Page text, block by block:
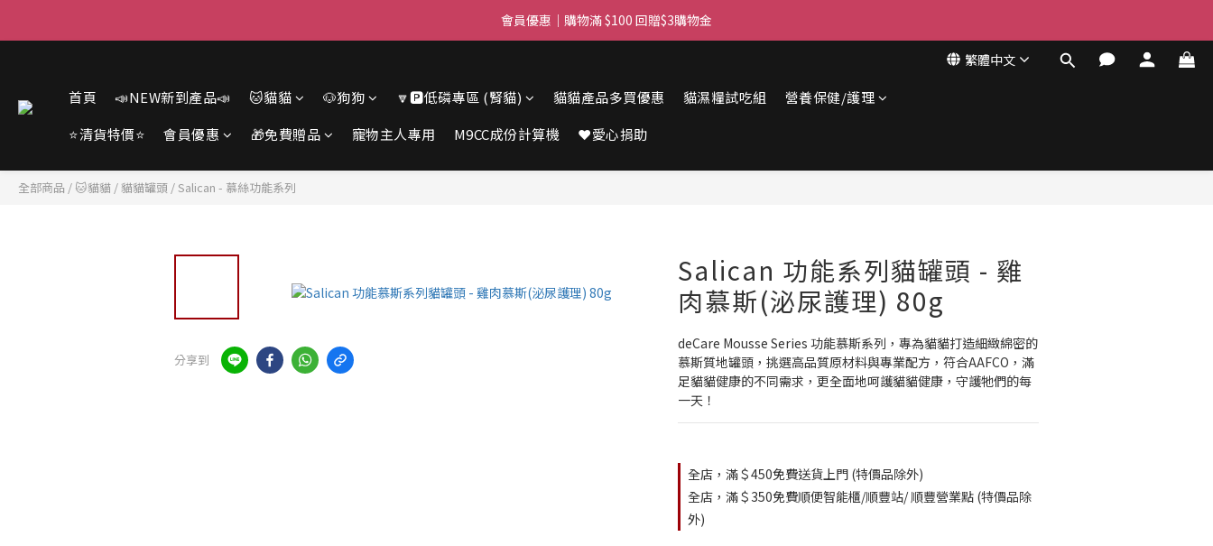
滿$450免費送貨上門 I 滿$350免運 順豐自取
會員優惠｜購物滿 $100 回贈$3購物金
繁體中文
首頁 📣NEW新到產品📣 🐱貓貓 🐶狗狗 🔽🅿️低磷專區 (腎貓) 貓貓產品多買優惠 貓濕糧試吃組
營養保健/護理
⭐清貨特價⭐
會員優惠 🎁免費贈品 寵物主人專用 M9CC成份計算機 ❤️愛心捐助
全部商品 / 🐱貓貓 /貓貓罐頭 /Salican - 慕絲功能系列
分享到
Salican 功能系列貓罐頭 - 雞
肉慕斯(泌尿護理) 80g
deCare Mousse Series 功能慕斯系列，專為貓貓打造細緻綿密的
慕斯質地罐頭，挑選高品質原材料與專業配方，符合AAFCO，滿
足貓貓健康的不同需求，更全面地呵護貓貓健康，守護牠們的每
一天！
全店，滿＄450免費送貨上門 (特價品除外)
全店，滿＄350免費順便智能櫃/順豐站/ 順豐營業點 (特價品除
外)